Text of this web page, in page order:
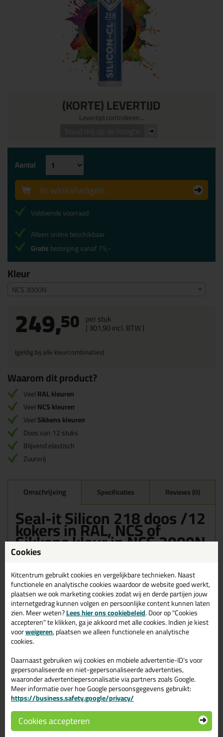
(KORTE) LEVERTIJD
Levertijd controleren...
Kleur
NCS 3000N
249,50 per stuk
(301,90incl. BTW )
(geldig bij alle kleurcombinaties)
Aantal
In winkelwagen
Voldoende voorraad
Alleen online beschikbaar
Gratisbezorging vanaf 75,-
Waarom dit product?
VeelRAL kleuren
VeelNCS kleuren
VeelSikkens kleuren
Doos van 12 stuks
Blijvend elastisch
Zuurvrij
Omschrijving Specificaties Reviews (0)
Seal-it Silicon 218 doos /12
kokers in RAL, NCS of
Sikkens kleur in NCS 3000N
Bestel de Seal-it Silicon 218 doos /12 kokers in RAL, NCS of
morgen in huis.
Wil je meer weten over de toepassing en kenmerken van dit
product?Lees alles over dit product >
Gerelateerde producten
Cookies
Kitcentrum gebruikt cookies en vergelijkbare technieken. Naast
functionele en analytische cookies waardoor de website goed werkt,
plaatsen we ook marketing cookies zodat wij en derde partijen jouw
internetgedrag kunnen volgen en persoonlijke content kunnen laten
zien. Meer weten?Lees hier ons cookiebeleid. Door op "Cookies
accepteren" te klikken, ga je akkoord met alle cookies. Indien je kiest
voorweigeren, plaatsen we alleen functionele en analytische
cookies.
Daarnaast gebruiken wij cookies en mobiele advertentie-ID’s voor
gepersonaliseerde en niet-gepersonaliseerde advertenties,
waaronder advertentiepersonalisatie via partners zoals Google.
Meer informatie over hoe Google persoonsgegevens gebruikt:
https://business.safety.google/privacy/
Cookies accepteren